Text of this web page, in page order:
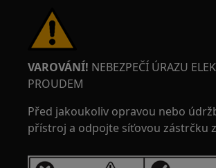
VAROVÁNÍ! NEBEZPEČÍ ÚRAZU
PROUDEM
Před jakoukoliv opravou nebo
přístroj a odpojte síťovou zástrčku